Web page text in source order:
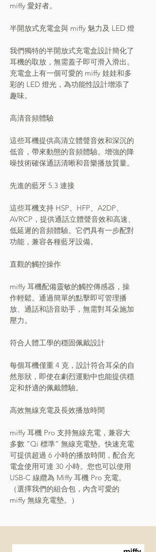
miffy 愛好者。
半開放式充電盒與 miffy 魅力及 LED 燈
我們獨特的半開放式充電盒設計簡化了
耳機的取放，無需蓋子即可滑入滑出。
充電盒上有一個可愛的 miffy 娃娃和多
彩的 LED 燈光，為功能性設計增添了
趣味。
高清音頻體驗
這些耳機提供高清立體聲音效和深沉的
低音，帶來動態的音頻體驗。增強的降
噪技術確保通話清晰和音樂播放質量。
先進的藍牙 5.3 連接
這些耳機支持 HSP、HFP、A2DP、
AVRCP，提供通話立體聲音效和高速、
低延遲的音頻體驗。它們具有一步配對
功能，兼容各種藍牙設備。
直觀的觸控操作
miffy 耳機配備靈敏的觸控傳感器，操
作輕鬆。通過簡單的點擊即可管理播
放、通話和語音助手，無需對耳朵施加
壓力。
符合人體工學的穩固佩戴設計
每個耳機僅重 4 克，設計符合耳朵的自
然形狀，即使在劇烈運動中也能提供穩
定和舒適的佩戴體驗。
高效無線充電及長效播放時間
miffy 耳機 Pro 支持無線充電，兼容大
多數 “Qi 標準” 無線充電墊。快速充電
可提供超過 6 小時的播放時間，配合充
電盒使用可達 30 小時。您也可以使用
USB-C 線纜為 Miffy 耳機 Pro 充電。
（選擇我們的組合包，內含可愛的
miffy 無線充電墊。）